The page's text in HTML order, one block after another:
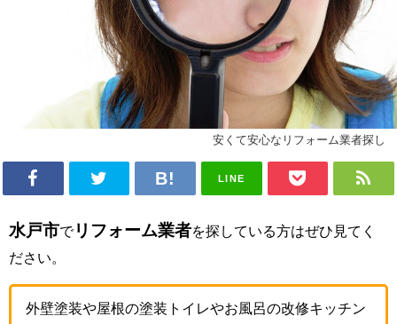
安くて安心なリフォーム業者探し
LINE
水戸市でリフォーム業者を探している方はぜひ見てく
ださい。
外壁塗装や屋根の塗装トイレやお風呂の改修キッチン